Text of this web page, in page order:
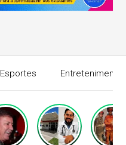
Esportes Entretenimento